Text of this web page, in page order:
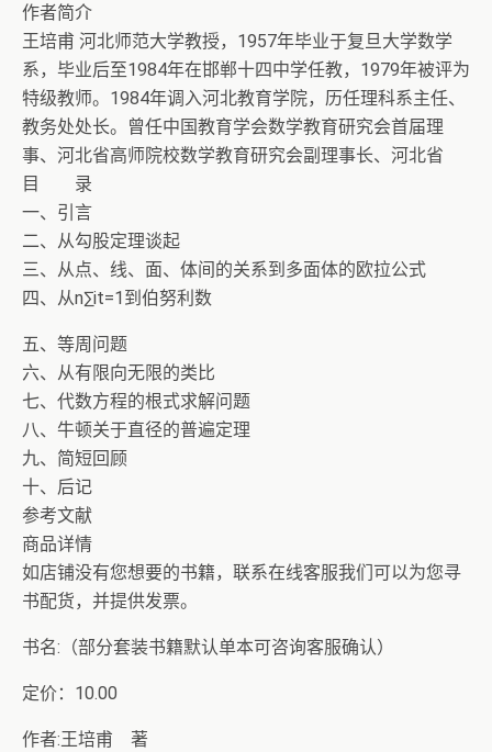
作者简介
王培甫 河北师范大学教授，1957年毕业于复旦大学数学
系，毕业后至1984年在邯郸十四中学任教，1979年被评为
特级教师。1984年调入河北教育学院，历任理科系主任、
教务处处长。曾任中国教育学会数学教育研究会首届理
事、河北省高师院校数学教育研究会副理事长、河北省
目 录
一、引言
二、从勾股定理谈起
三、从点、线、面、体间的关系到多面体的欧拉公式
四、从n∑it=1到伯努利数
五、等周问题
六、从有限向无限的类比
七、代数方程的根式求解问题
八、牛顿关于直径的普遍定理
九、简短回顾
十、后记
参考文献
商品详情
如店铺没有您想要的书籍，联系在线客服我们可以为您寻
书配货，并提供发票。
书名:（部分套装书籍默认单本可咨询客服确认）
定价：10.00
作者:王培甫 著